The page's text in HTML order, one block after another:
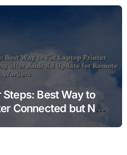
Best Way to
Connected but Not